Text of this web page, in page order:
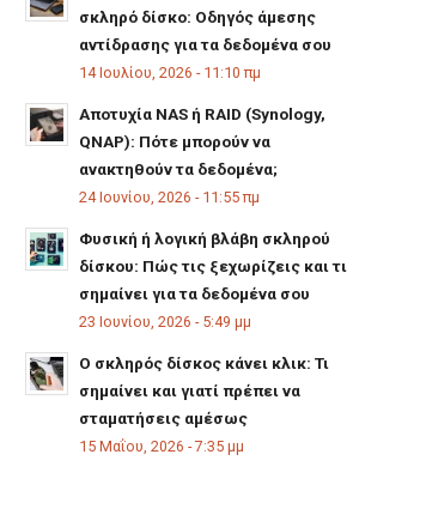
σκληρό δίσκο: Οδηγός άμεσης
αντίδρασης για τα δεδομένα σου
14 Ιουλίου, 2026 - 11:10 πμ
Αποτυχία NAS ή RAID (Synology,
QNAP): Πότε μπορούν να
ανακτηθούν τα δεδομένα;
24 Ιουνίου, 2026 - 11:55 πμ
Φυσική ή λογική βλάβη σκληρού
δίσκου: Πώς τις ξεχωρίζεις και τι
σημαίνει για τα δεδομένα σου
23 Ιουνίου, 2026 - 5:49 μμ
Ο σκληρός δίσκος κάνει κλικ: Τι
σημαίνει και γιατί πρέπει να
σταματήσεις αμέσως
15 Μαΐου, 2026 - 7:35 μμ